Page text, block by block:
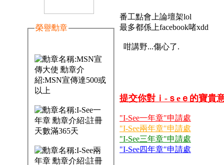
榮譽勳章
番工點會上論壇架lol
最多都係上facebook啫xdd
咁講野...傷心了.
提交你對ｉ-ｓeｅ的寶貴
"I-See一年章"申請處
"I-See兩年章"申請處
"I-See三年章"申請處
"I-See四年章"申請處